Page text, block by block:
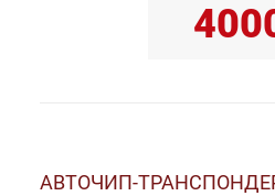
АВТОЧИП-ТРАНСПОНДЕР